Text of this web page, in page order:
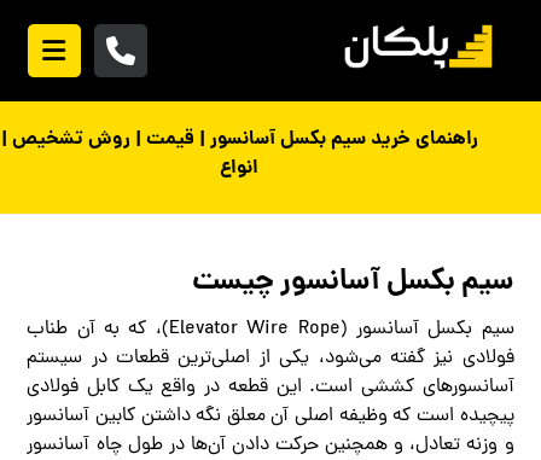
راهنمای خرید سیم بکسل آسانسور | قیمت | روش تشخیص |
انواع
سیم بکسل آسانسور چیست
سیم بکسل آسانسور (Elevator Wire Rope)، که به آن طناب
فولادی نیز گفته می‌شود، یکی از اصلی‌ترین قطعات در سیستم
آسانسورهای کششی است. این قطعه در واقع یک کابل فولادی
پیچیده است که وظیفه اصلی آن معلق نگه داشتن کابین آسانسور
و وزنه تعادل، و همچنین حرکت دادن آن‌ها در طول چاه آسانسور